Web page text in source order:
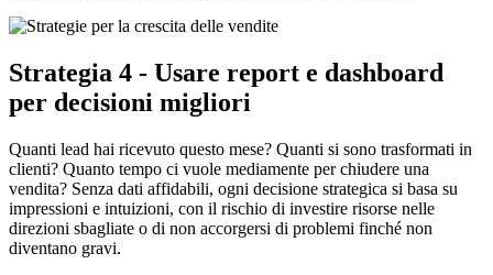
Strategia 4 - Usare report e dashboard
per decisioni migliori
Quanti lead hai ricevuto questo mese? Quanti si sono trasformati in
clienti? Quanto tempo ci vuole mediamente per chiudere una
vendita? Senza dati affidabili, ogni decisione strategica si basa su
impressioni e intuizioni, con il rischio di investire risorse nelle
direzioni sbagliate o di non accorgersi di problemi finché non
diventano gravi.